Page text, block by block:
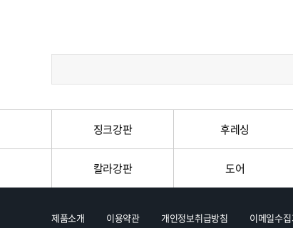
징크강판 후레싱
칼라강판 도어
제품소개 이용약관 개인정보취급방침 이메일수